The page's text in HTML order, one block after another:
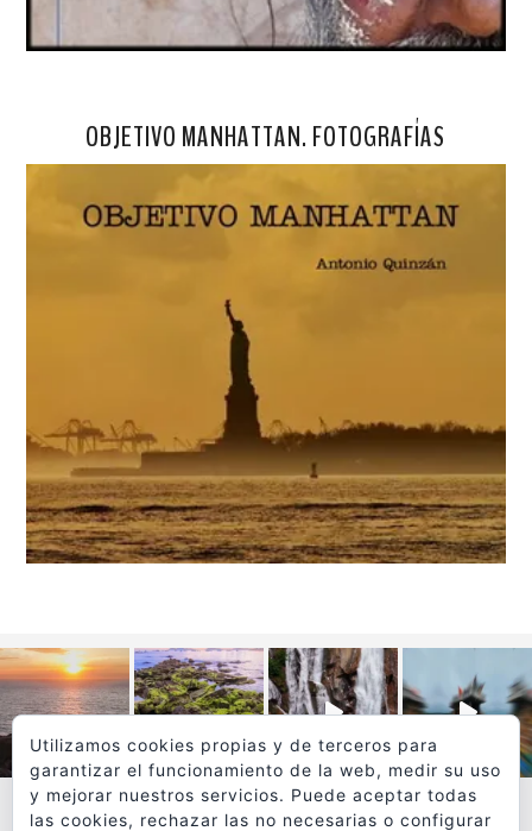
OBJETIVO MANHATTAN. FOTOGRAFÍAS
Utilizamos cookies propias y de terceros para
garantizar el funcionamiento de la web, medir su uso
y mejorar nuestros servicios. Puede aceptar todas
las cookies, rechazar las no necesarias o configurar